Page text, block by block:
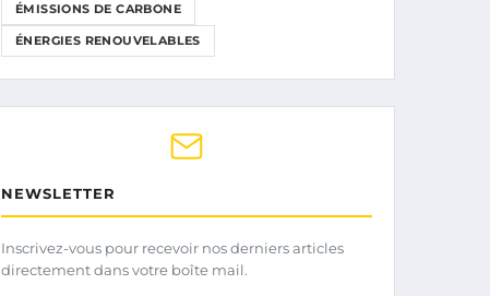
ÉMISSIONS DE CARBONE
ÉNERGIES RENOUVELABLES
NEWSLETTER
Inscrivez-vous pour recevoir nos derniers articles
directement dans votre boîte mail.